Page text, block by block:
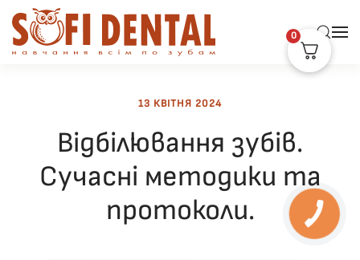
Skip to main content
13 КВІТНЯ 2024
Відбілювання зубів.
Сучасні методики та
протоколи.
0